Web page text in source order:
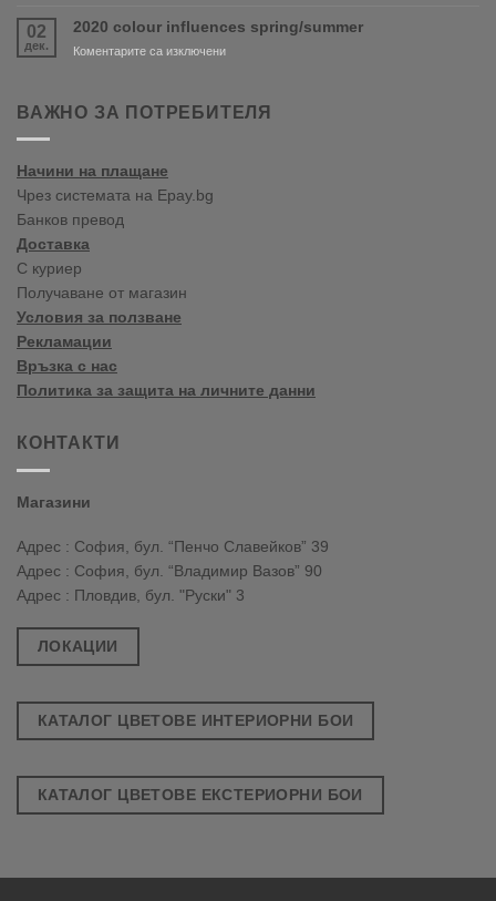
Spring/Summer
Trends
02
дек.
2020 colour influences spring/summer
Коментарите са изключениза
influences
ВАЖНО ЗА ПОТРЕБИТЕЛЯ
Начини на плащане
Чрез системата на Epay.bg
Банков превод
Доставка
С куриер
Получаване от магазин
Условия за ползване
Рекламации
Връзка с нас
Политика за защита на личните данни
КОНТАКТИ
Магазини
Адрес : София, бул. “Пенчо Славейков” 39
Адрес : София, бул. “Владимир Вазов” 90
Адрес : Пловдив, бул. "Руски" 3
ЛОКАЦИИ
КАТАЛОГ ЦВЕТОВЕ ИНТЕРИОРНИ БОИ
КАТАЛОГ ЦВЕТОВЕ ЕКСТЕРИОРНИ БОИ